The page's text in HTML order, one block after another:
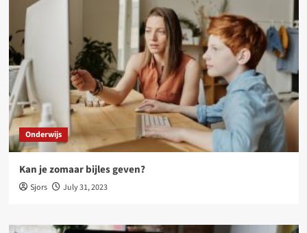
Onderwijs
Kan je zomaar bijles geven?
Sjors July 31, 2023